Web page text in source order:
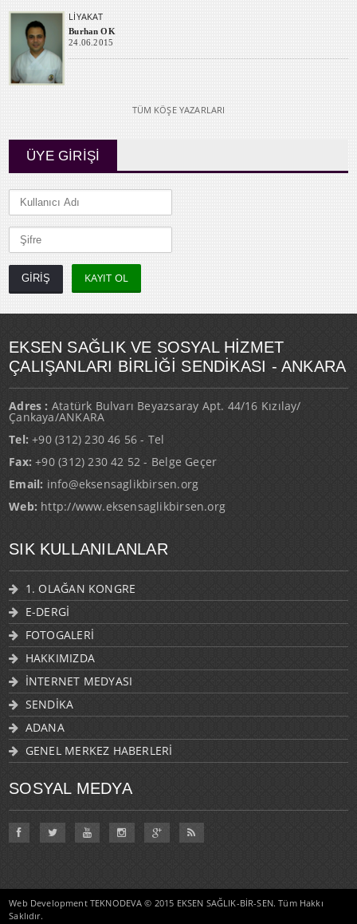
LİYAKAT
Burhan OK
24.06.2015
TÜM KÖŞE YAZARLARI
ÜYE GİRİŞİ
KAYIT OL
EKSEN SAĞLIK VE SOSYAL HİZMET
ÇALIŞANLARI BİRLİĞİ SENDİKASI - ANKARA
Adres : Atatürk Bulvarı Beyazsaray Apt. 44/16 Kızılay/
Çankaya/ANKARA
Tel: +90 (312) 230 46 56 - Tel
Fax: +90 (312) 230 42 52 - Belge Geçer
Email: info@eksensaglikbirsen.org
Web: http://www.eksensaglikbirsen.org
SIK KULLANILANLAR
1. OLAĞAN KONGRE
E-DERGİ
FOTOGALERİ
HAKKIMIZDA
İNTERNET MEDYASI
SENDİKA
ADANA
GENEL MERKEZ HABERLERİ
SOSYAL MEDYA
Web Development TEKNODEVA © 2015 EKSEN SAĞLIK-BİR-SEN. Tüm Hakkı
Saklıdır.